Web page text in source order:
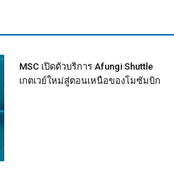
MSC เปิดตัวบริการ Afungi Shuttle
เกตเวย์ใหม่สู่ตอนเหนือของโมซัมบิก